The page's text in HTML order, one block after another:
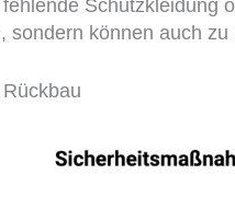
Schutzkleidung
sondern können auch